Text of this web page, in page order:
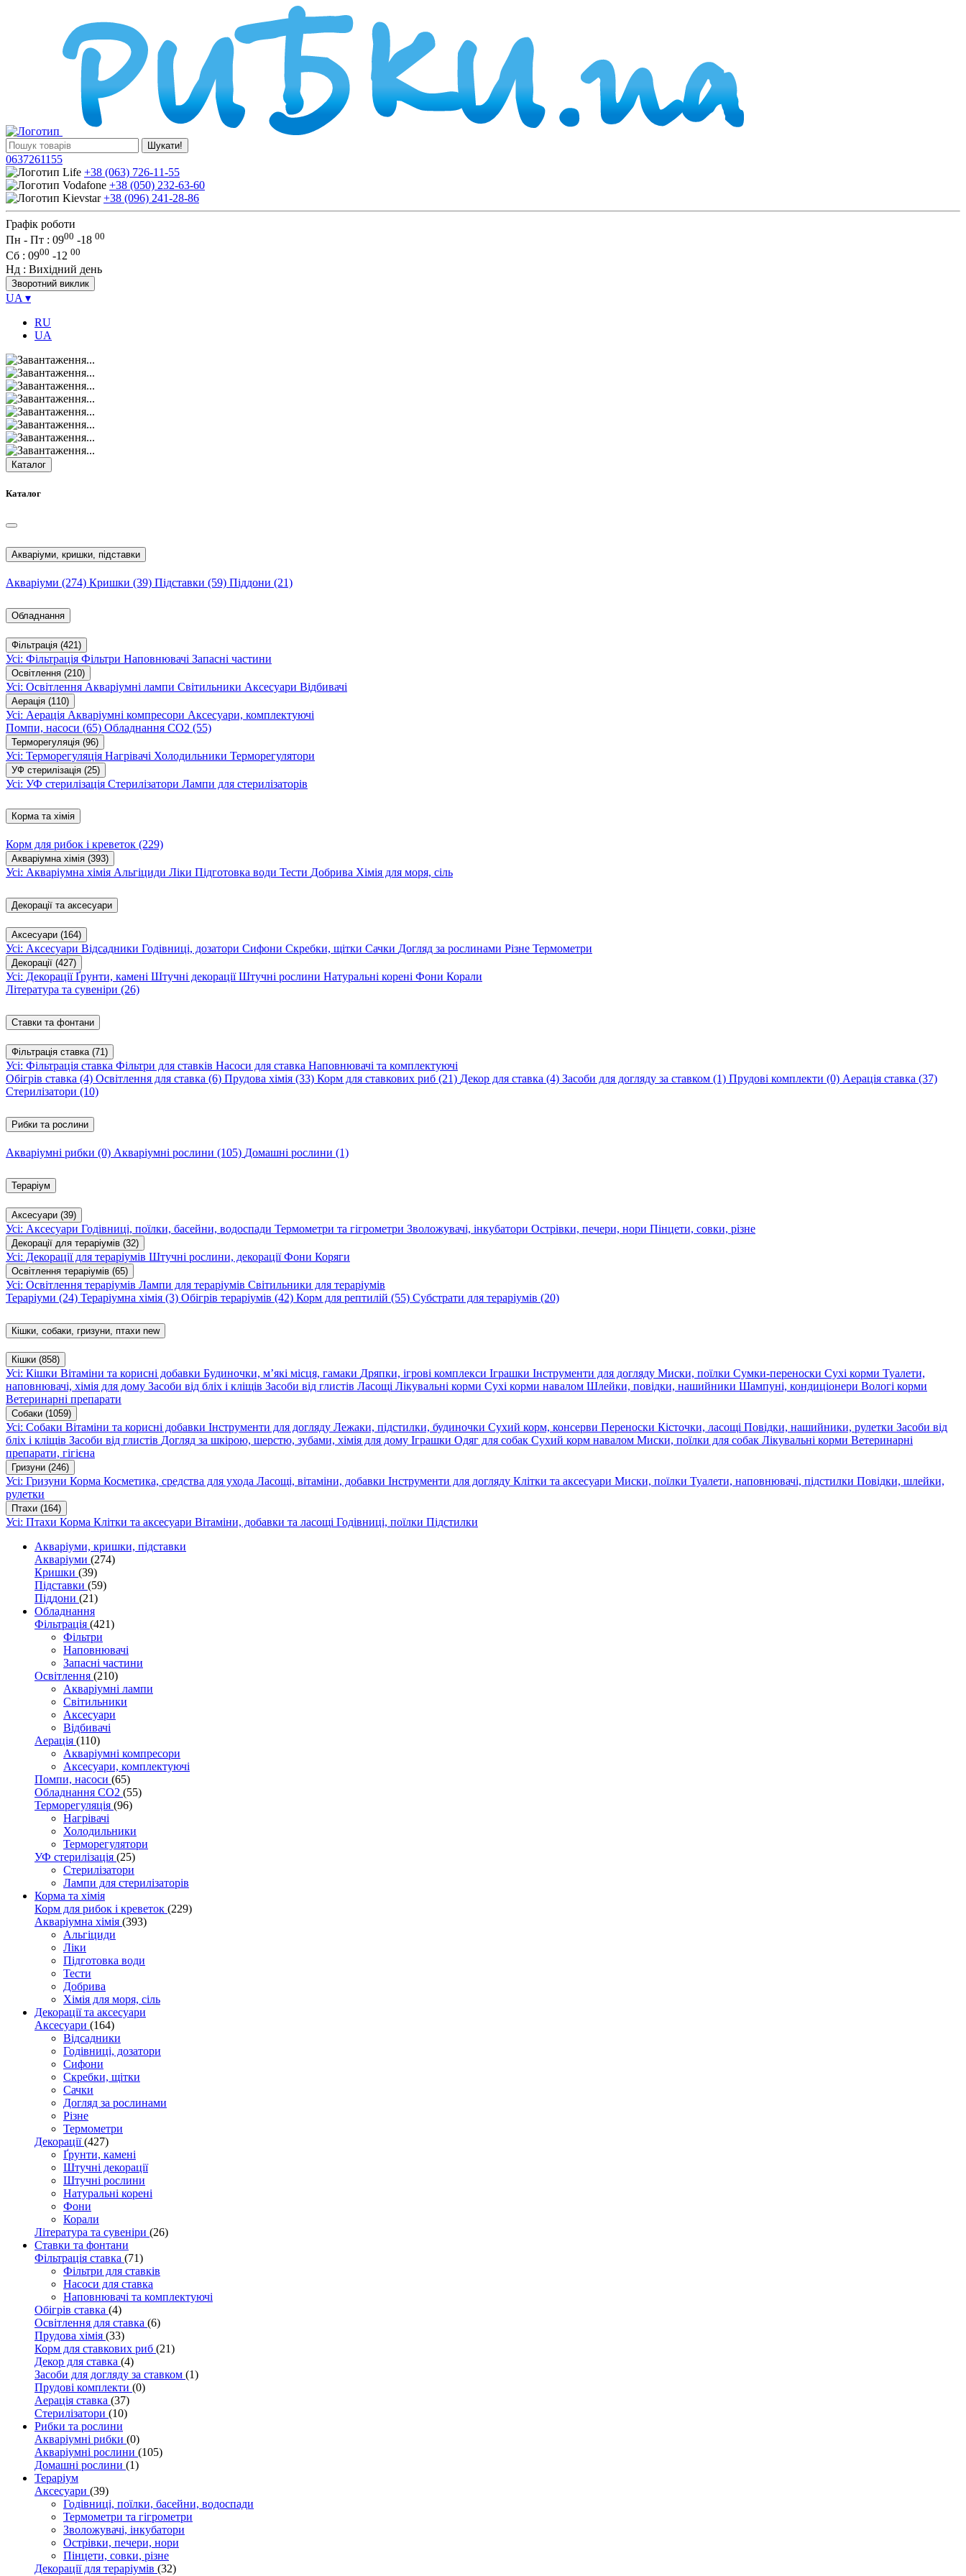
Шукати!
0637261155
+38 (063) 726-11-55
+38 (050) 232-63-60
+38 (096) 241-28-86
Графік роботи
Пн - Пт : 0900 -18 00
Сб : 0900 -12 00
Нд : Вихідний день
Зворотний виклик
UA ▾
RU
UA
Каталог
Каталог
Акваріуми, кришки, підставки
Акваріуми (274) Кришки (39) Підставки (59) Піддони (21)
Обладнання
Фільтрація (421)
Усі: Фільтрація Фільтри Наповнювачі Запасні частини
Освітлення (210)
Усі: Освітлення Акваріумні лампи Світильники Аксесуари Відбивачі
Аерація (110)
Усі: Аерація Акваріумні компресори Аксесуари, комплектуючі
Помпи, насоси (65) Обладнання CO2 (55)
Терморегуляція (96)
Усі: Терморегуляція Нагрівачі Холодильники Терморегулятори
УФ стерилізація (25)
Усі: УФ стерилізація Стерилізатори Лампи для стерилізаторів
Корма та хімія
Корм для рибок і креветок (229)
Акваріумна хімія (393)
Усі: Акваріумна хімія Альгіциди Ліки Підготовка води Тести Добрива Хімія для моря, сіль
Декорації та аксесуари
Аксесуари (164)
Усі: Аксесуари Відсадники Годівниці, дозатори Сифони Скребки, щітки Сачки Догляд за рослинами Різне Термометри
Декорації (427)
Усі: ДекораціїҐрунти, камені Штучні декораціїШтучні рослини Натуральні корені Фони Корали
Література та сувеніри (26)
Ставки та фонтани
Фільтрація ставка (71)
Усі: Фільтрація ставка Фільтри для ставків Насоси для ставка Наповнювачі та комплектуючі
Обігрів ставка (4) Освітлення для ставка (6) Прудова хімія (33) Корм для ставкових риб (21) Декор для ставка (4) Засоби для догляду за ставком (1) Прудові комплекти (0) Аерація ставка (37)
Стерилізатори (10)
Рибки та рослини
Акваріумні рибки (0) Акваріумні рослини (105) Домашні рослини (1)
Тераріум
Аксесуари (39)
Усі: Аксесуари Годівниці, поїлки, басейни, водоспади Термометри та гігрометри Зволожувачі, інкубатори Острівки, печери, нори Пінцети, совки, різне
Декорації для тераріумів (32)
Усі: Декорації для тераріумів Штучні рослини, декораціїФони Коряги
Освітлення тераріумів (65)
Усі: Освітлення тераріумів Лампи для тераріумів Світильники для тераріумів
Тераріуми (24) Тераріумна хімія (3) Обігрів тераріумів (42) Корм для рептилій (55) Субстрати для тераріумів (20)
Кішки, собаки, гризуни, птахи new
Кішки (858)
Усі: Кішки Вітаміни та корисні добавки Будиночки, м’які місця, гамаки Дряпки, ігрові комплекси Іграшки Інструменти для догляду Миски, поїлки Сумки-переноски Сухі корми Туалети,
наповнювачі, хімія для дому Засоби від бліх і кліщів Засоби від глистів Ласощі Лікувальні корми Сухі корми навалом Шлейки, повідки, нашийники Шампуні, кондиціонери Вологі корми
Ветеринарні препарати
Собаки (1059)
Усі: Собаки Вітаміни та корисні добавки Інструменти для догляду Лежаки, підстилки, будиночки Сухий корм, консерви Переноски Кісточки, ласощі Повідки, нашийники, рулетки Засоби від
бліх і кліщів Засоби від глистів Догляд за шкірою, шерстю, зубами, хімія для дому Іграшки Одяг для собак Сухий корм навалом Миски, поїлки для собак Лікувальні корми Ветеринарні
препарати, гігієна
Гризуни (246)
Усі: Гризуни Корма Косметика, средства для ухода Ласощі, вітаміни, добавки Інструменти для догляду Клітки та аксесуари Миски, поїлки Туалети, наповнювачі, підстилки Повідки, шлейки,
рулетки
Птахи (164)
Усі: Птахи Корма Клітки та аксесуари Вітаміни, добавки та ласощі Годівниці, поїлки Підстилки
Акваріуми, кришки, підставки
Акваріуми (274)
Кришки (39)
Підставки (59)
Піддони (21)
Обладнання
Фільтрація (421)
Фільтри
Наповнювачі
Запасні частини
Освітлення (210)
Акваріумні лампи
Світильники
Аксесуари
Відбивачі
Аерація (110)
Акваріумні компресори
Аксесуари, комплектуючі
Помпи, насоси (65)
Обладнання CO2 (55)
Терморегуляція (96)
Нагрівачі
Холодильники
Терморегулятори
УФ стерилізація (25)
Стерилізатори
Лампи для стерилізаторів
Корма та хімія
Корм для рибок і креветок (229)
Акваріумна хімія (393)
Альгіциди
Ліки
Підготовка води
Тести
Добрива
Хімія для моря, сіль
Декорації та аксесуари
Аксесуари (164)
Відсадники
Годівниці, дозатори
Сифони
Скребки, щітки
Сачки
Догляд за рослинами
Різне
Термометри
Декорації(427)
Ґрунти, камені
Штучні декорації
Штучні рослини
Натуральні корені
Фони
Корали
Література та сувеніри (26)
Ставки та фонтани
Фільтрація ставка (71)
Фільтри для ставків
Насоси для ставка
Наповнювачі та комплектуючі
Обігрів ставка (4)
Освітлення для ставка (6)
Прудова хімія (33)
Корм для ставкових риб (21)
Декор для ставка (4)
Засоби для догляду за ставком (1)
Прудові комплекти (0)
Аерація ставка (37)
Стерилізатори (10)
Рибки та рослини
Акваріумні рибки (0)
Акваріумні рослини (105)
Домашні рослини (1)
Тераріум
Аксесуари (39)
Годівниці, поїлки, басейни, водоспади
Термометри та гігрометри
Зволожувачі, інкубатори
Острівки, печери, нори
Пінцети, совки, різне
Декорації для тераріумів (32)